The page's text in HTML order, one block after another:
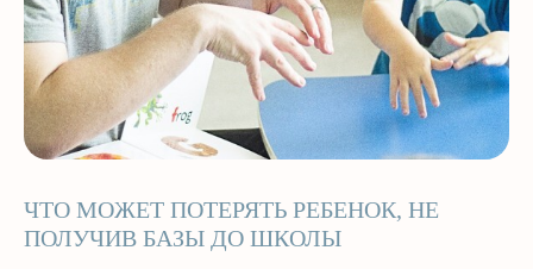
ЧТО МОЖЕТ ПОТЕРЯТЬ РЕБЕНОК, НЕ
ПОЛУЧИВ БАЗЫ ДО ШКОЛЫ